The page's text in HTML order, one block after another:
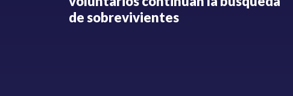
de sobrevivientes